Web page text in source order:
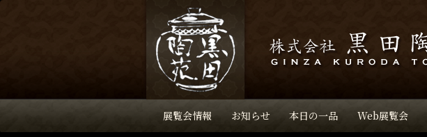
展覧会情報 お知らせ 本日の一品 Web展覧会